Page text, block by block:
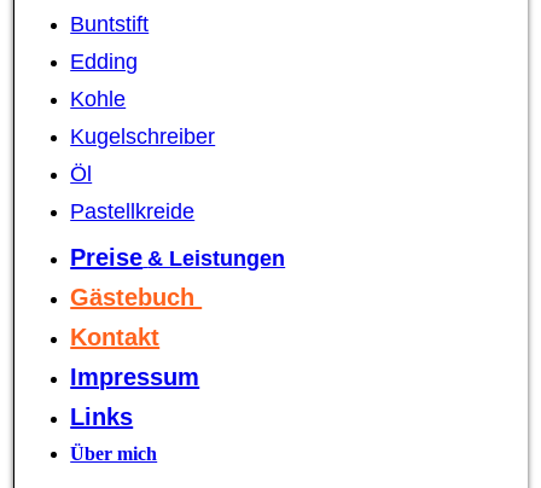
Buntstift
Edding
Kohle
Kugelschreiber
Öl
Pastellkreide
Preise & Leistungen
Gästebuch
Kontakt
Impressum
Links
Über mich